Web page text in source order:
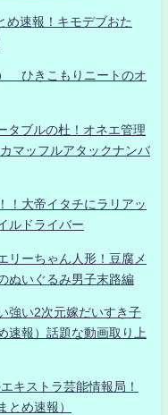
め速報！キモデブおた
ひきこもりニートのオ
タブルの杜！オネエ管理
マッフルアタックナンバ
！大帝イタチにラリアッ
ルドライバー
ーちゃん人形！豆腐メ
ぬいぐるみ男子末路編
強い2次元嫁だいすき子
速報）話題な動画取り上
キストラ芸能情報局！
とめ速報）